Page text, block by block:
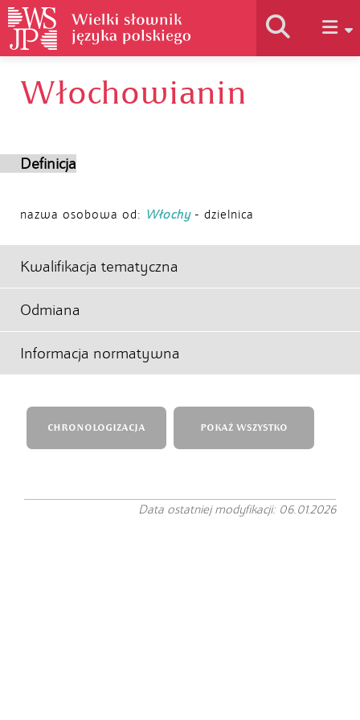
Historia słownika
Włochowianin
Definicja
nazwa osobowa od: Włochy- dzielnica
Kwalifikacja tematyczna
Odmiana
Informacja normatywna
CHRONOLOGIZACJA POKAŻ WSZYSTKO
Data ostatniej modyfikacji: 06.01.2026